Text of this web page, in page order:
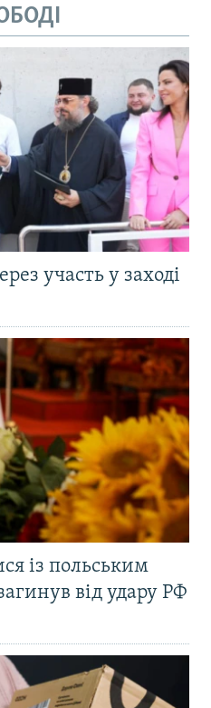
участь у заході
із польським
від удару РФ